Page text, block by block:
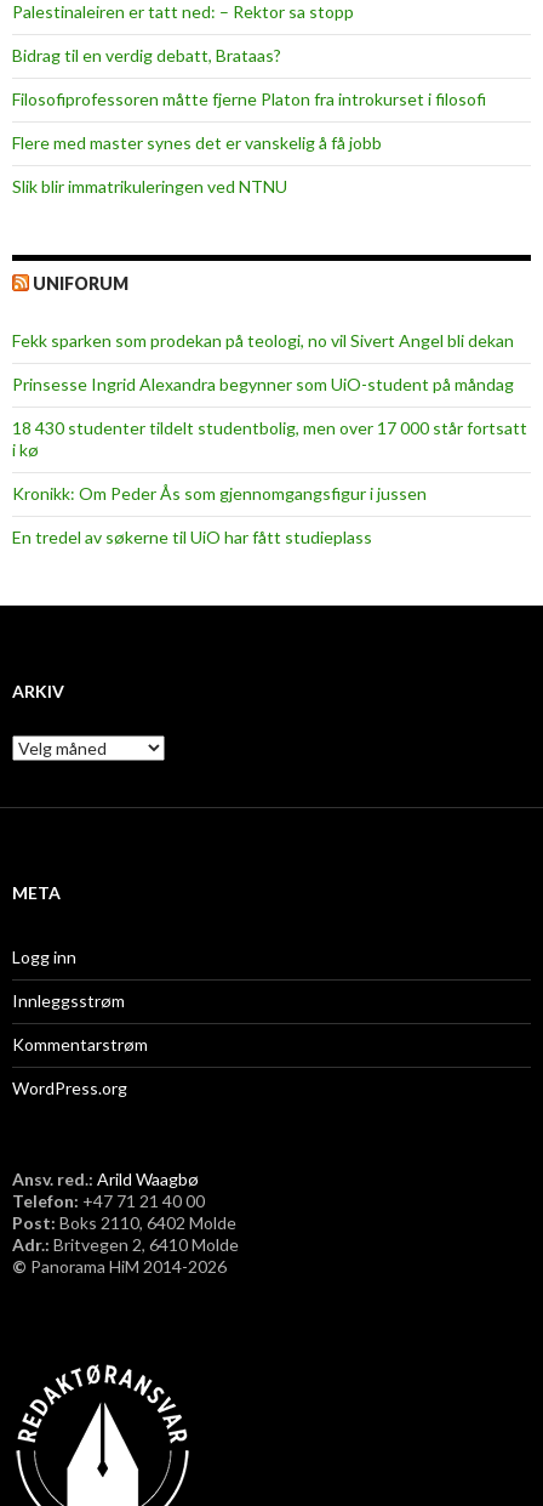
Palestinaleiren er tatt ned: – Rektor sa stopp
Bidrag til en verdig debatt, Brataas?
Filosofiprofessoren måtte fjerne Platon fra introkurset i filosofi
Flere med master synes det er vanskelig å få jobb
Slik blir immatrikuleringen ved NTNU
UNIFORUM
Fekk sparken som prodekan på teologi, no vil Sivert Angel bli dekan
Prinsesse Ingrid Alexandra begynner som UiO-student på måndag
18 430 studenter tildelt studentbolig, men over 17 000 står fortsatt
i kø
Kronikk: Om Peder Ås som gjennomgangsfigur i jussen
En tredel av søkerne til UiO har fått studieplass
ARKIV
A
r
i
META
Logg inn
Innleggsstrøm
Kommentarstrøm
WordPress.org
Ansv. red.: Arild Waagbø
Telefon: ​+47 71 21 40 00
Post: Boks 2110, 6402 Molde
Adr.: Britvegen 2, 6410 Molde
© Panorama HiM 2014-2026